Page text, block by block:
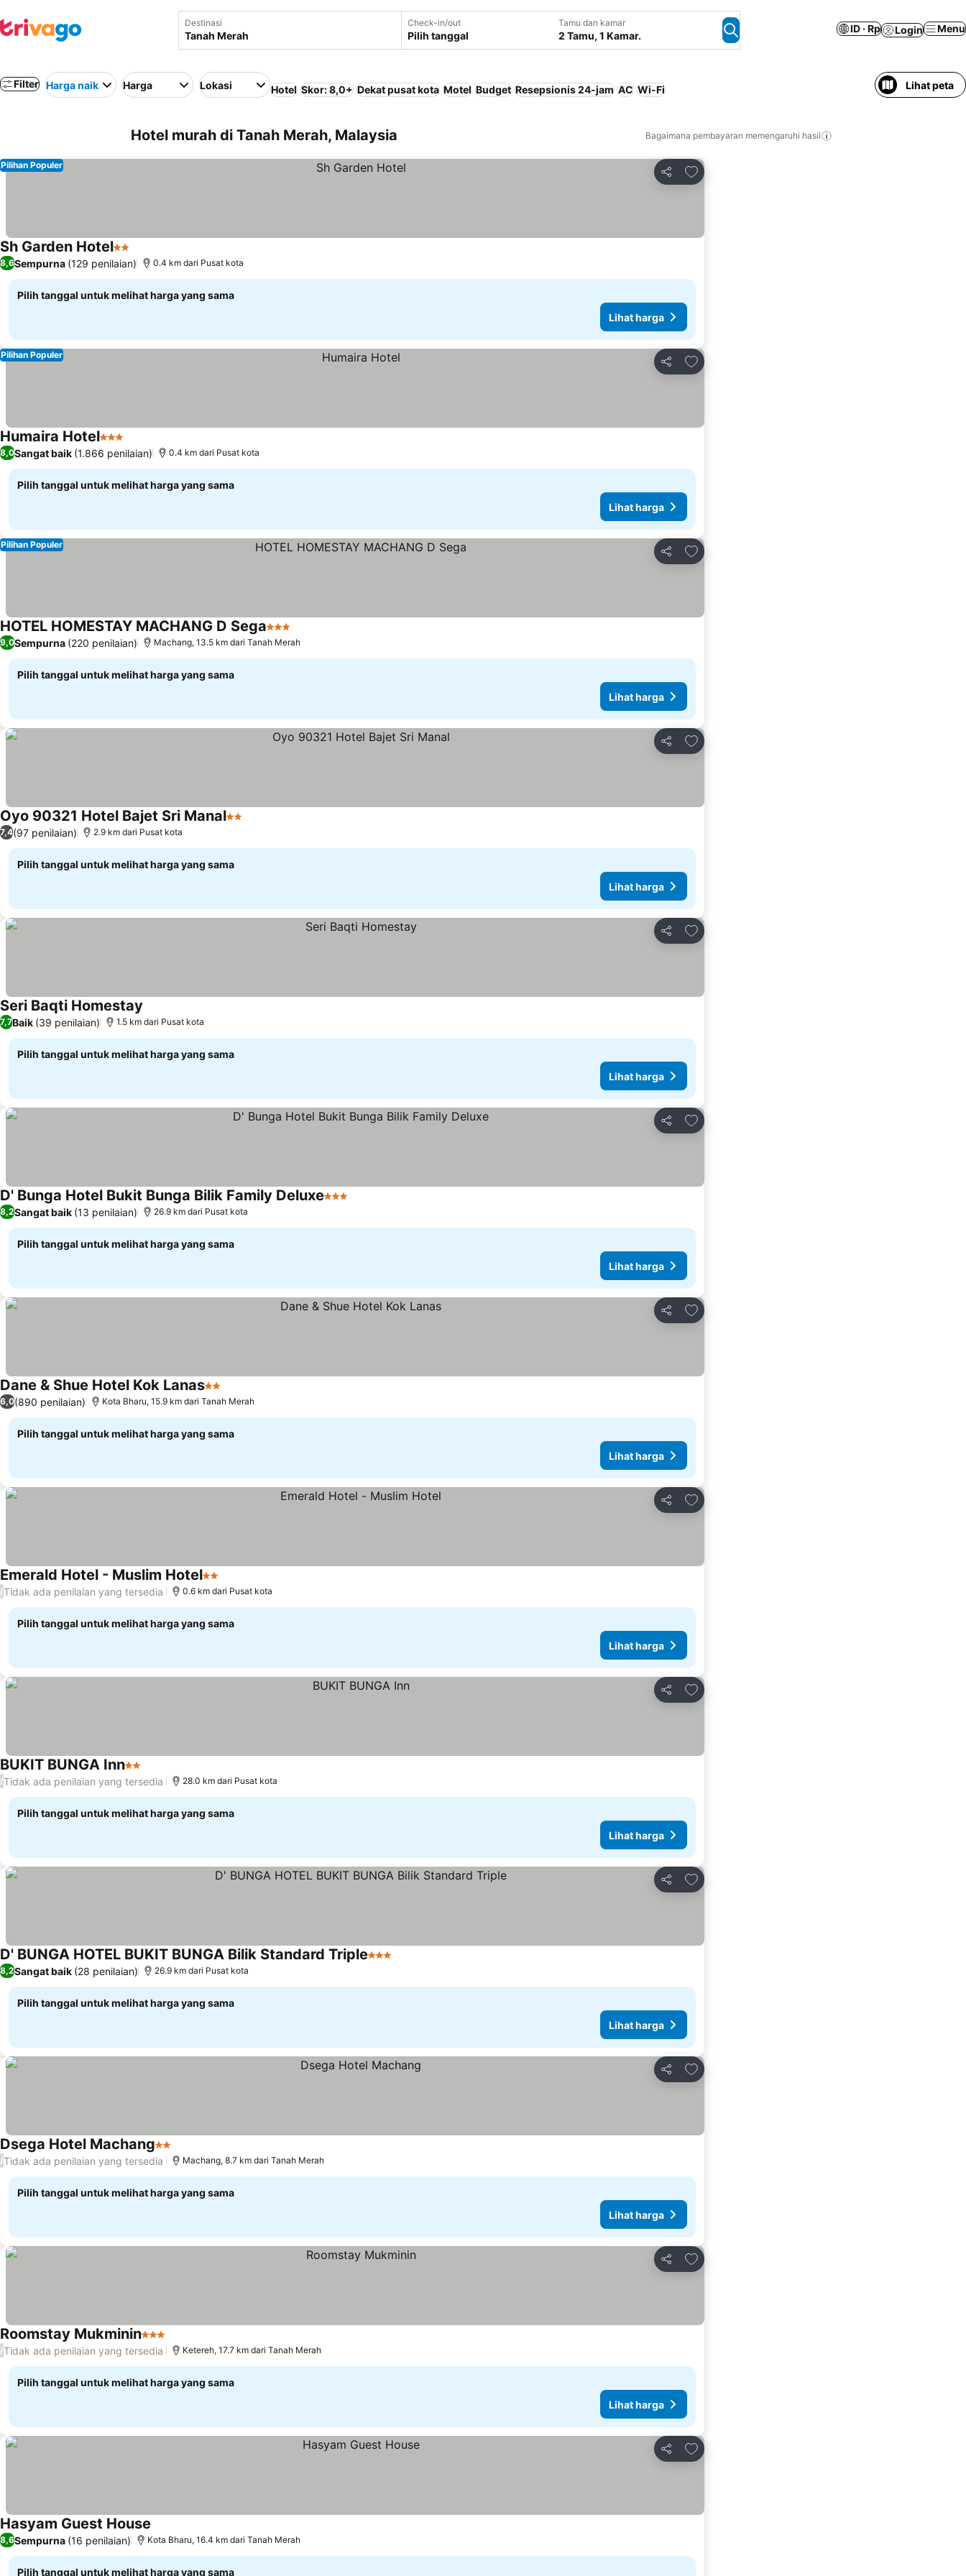
Destinasi Check-in/out
Pilih tanggal
Tamu dan kamar
2 Tamu, 1 Kamar.
ID · Rp Login Menu
Filter Harga naik Harga Lokasi Hotel Skor: 8,0+ Dekat pusat kota Motel Budget Resepsionis 24-jam AC Wi-Fi Lihat peta
Hotel murah di Tanah Merah, Malaysia Bagaimana pembayaran memengaruhi hasil
Bagikan
Tambahkan ke favorit
Pilihan Populer
Sh Garden Hotel2 BintangLihat harga
8,6Sempurna (129 penilaian) 0.4 km dari Pusat kota
Pilih tanggal untuk melihat harga yang sama
Lihat harga
Bagikan
Tambahkan ke favorit
Pilihan Populer
Humaira Hotel3 BintangLihat harga
8,0Sangat baik (1.866 penilaian) 0.4 km dari Pusat kota
Pilih tanggal untuk melihat harga yang sama
Lihat harga
Bagikan
Tambahkan ke favorit
Pilihan Populer
HOTEL HOMESTAY MACHANG D Sega3 Bintang
9,0Sempurna (220 penilaian) Machang, 13.5 km dari Tanah Merah
Pilih tanggal untuk melihat harga yang sama
Lihat harga
Bagikan
Tambahkan ke favorit
Oyo 90321 Hotel Bajet Sri Manal2 Bintang
7,4(97 penilaian) 2.9 km dari Pusat kota
Pilih tanggal untuk melihat harga yang sama
Lihat harga
Bagikan
Tambahkan ke favorit
Seri Baqti Homestay
7,7Baik (39 penilaian) 1.5 km dari Pusat kota
Pilih tanggal untuk melihat harga yang sama
Lihat harga
Bagikan
Tambahkan ke favorit
D' Bunga Hotel Bukit Bunga Bilik Family Deluxe3 Bintang
8,2Sangat baik (13 penilaian) 26.9 km dari Pusat kota
Pilih tanggal untuk melihat harga yang sama
Lihat harga
Bagikan
Tambahkan ke favorit
Dane & Shue Hotel Kok Lanas2 Bintang
6,0(890 penilaian) Kota Bharu, 15.9 km dari Tanah Merah
Pilih tanggal untuk melihat harga yang sama
Lihat harga
Bagikan
Tambahkan ke favorit
Emerald Hotel - Muslim Hotel2 Bintang
/Tidak ada penilaian yang tersedia 0.6 km dari Pusat kota
Pilih tanggal untuk melihat harga yang sama
Lihat harga
Bagikan
Tambahkan ke favorit
BUKIT BUNGA Inn2 Bintang
Lihat harga
/Tidak ada penilaian yang tersedia 28.0 km dari Pusat kota
Pilih tanggal untuk melihat harga yang sama
Lihat harga
Bagikan
Tambahkan ke favorit
D' BUNGA HOTEL BUKIT BUNGA Bilik Standard Triple3 Bintang
8,2Sangat baik (28 penilaian) 26.9 km dari Pusat kota
Pilih tanggal untuk melihat harga yang sama
Lihat harga
Bagikan
Tambahkan ke favorit
Dsega Hotel Machang2 Bintang
Lihat harga
/Tidak ada penilaian yang tersedia Machang, 8.7 km dari Tanah Merah
Pilih tanggal untuk melihat harga yang sama
Lihat harga
Bagikan
Tambahkan ke favorit
Roomstay Mukminin3 BintangLihat harga
/Tidak ada penilaian yang tersedia Ketereh, 17.7 km dari Tanah Merah
Pilih tanggal untuk melihat harga yang sama
Lihat harga
Bagikan
Tambahkan ke favorit
Hasyam Guest House
8,6Sempurna (16 penilaian) Kota Bharu, 16.4 km dari Tanah Merah
Pilih tanggal untuk melihat harga yang sama